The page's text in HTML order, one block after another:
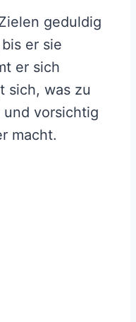
geduldig
er sie
er sich
sich, was zu
vorsichtig
macht.